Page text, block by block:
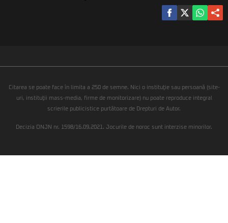
Citarea se poate face în limita a 250 de semne. Nici o instituţie sau persoană (site-
uri, instituţii mass-media, firme de monitorizare) nu poate reproduce integral
scrierile publicistice purtătoare de Drepturi de Autor.
Decizia ONJN nr. 1598/16.09.2021. Jocurile de noroc sunt interzise minorilor.